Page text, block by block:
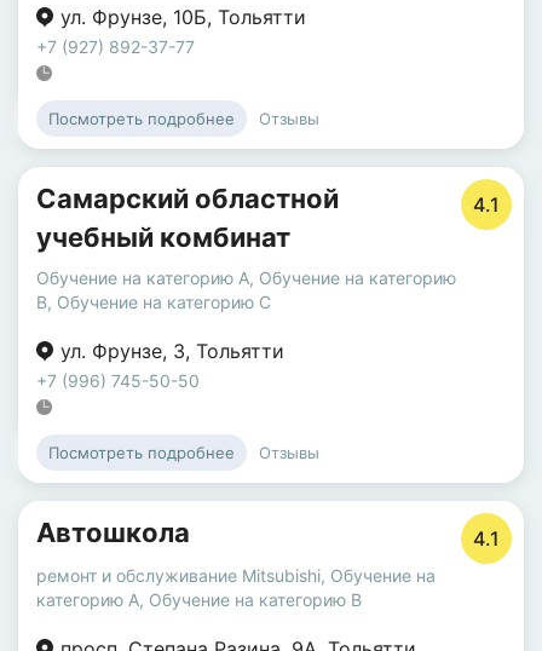
ул. Фрунзе, 10Б, Тольятти
+7 (927) 892-37-77
Посмотреть подробнее Отзывы
Самарский областной
учебный комбинат
4.1
Обучение на категорию A, Обучение на категорию
B, Обучение на категорию C
ул. Фрунзе, 3, Тольятти
+7 (996) 745-50-50
Посмотреть подробнее Отзывы
Автошкола 4.1
ремонт и обслуживание Mitsubishi, Обучение на
категорию A, Обучение на категорию B